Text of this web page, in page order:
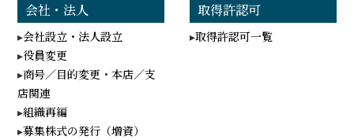
会社・法人
会社設立・法人設立
役員変更
商号／目的変更・本店／支
店関連
組織再編
募集株式の発行（増資）
取得許認可
取得許認可一覧